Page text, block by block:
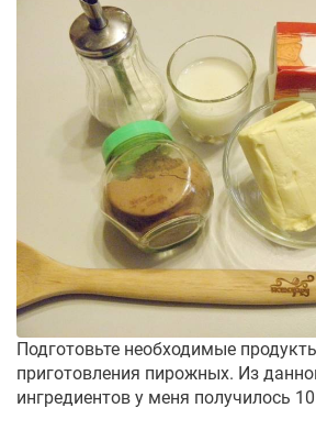
Подготовьте необходимые
приготовления пирожных. Из
ингредиентов у меня получилось